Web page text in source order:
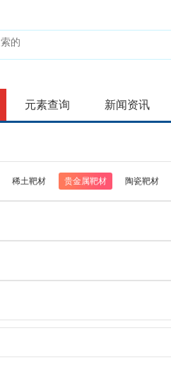
元素查询 新闻资讯
稀土靶材 贵金属靶材 陶瓷靶材